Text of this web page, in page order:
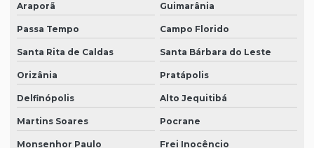
Araporã Guimarânia
Passa Tempo Campo Florido
Santa Rita de Caldas Santa Bárbara do Leste
Orizânia Pratápolis
Delfinópolis Alto Jequitibá
Martins Soares Pocrane
Monsenhor Paulo Frei Inocêncio